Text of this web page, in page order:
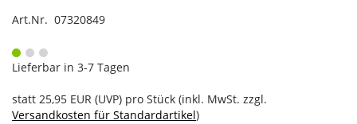
Art.Nr. 07320849
Lieferbar in 3-7 Tagen
statt 25,95 EUR (UVP) pro Stück (inkl. MwSt. zzgl.
Versandkosten für Standardartikel)